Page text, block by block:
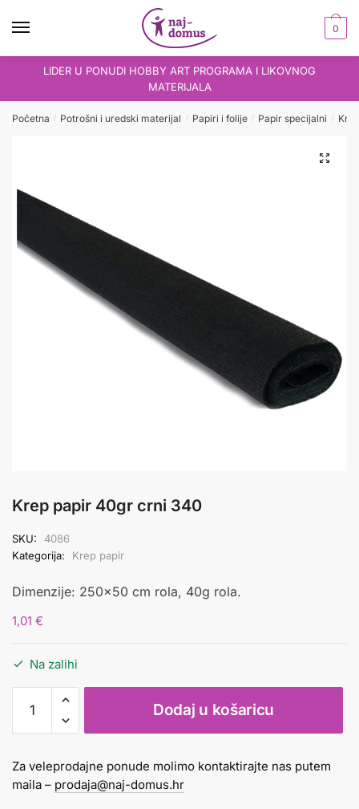
0
LIDER U PONUDI HOBBY ART PROGRAMA I LIKOVNOG
MATERIJALA
Početna / Potrošni i uredski materijal / Papiri i folije / Papir specijalni /
Krep papir 40gr crni 340
SKU:
4086
Kategorija:
Krep papir
Dimenzije: 250×50 cm rola, 40g rola.
1,01 €
Na zalihi
papir
40gr
340
količina
Dodaj u košaricu
Za veleprodajne ponude molimo kontaktirajte nas putem
maila – prodaja@naj-domus.hr